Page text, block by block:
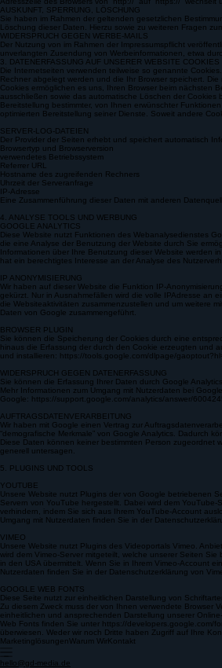
Diese Seite nutzt aus Sicherheitsgründen und zum Schutz
Adresszeile des Browsers von “http://” auf “https://”
AUSKUNFT, SPERRUNG, LÖSCHUNG
Sie haben im Rahmen der geltenden gesetzlichen
Löschung dieser Daten. Hierzu sowie zu weiteren Fragen
WIDERSPRUCH GEGEN WERBE-MAILS
Der Nutzung von im Rahmen der Impressumspflicht
unverlangten Zusendung von Werbeinformationen, etwa
3. DATENERFASSUNG AUF UNSERER WEBSITE COOKIES
Die Internetseiten verwenden teilweise so genannte
Rechner abgelegt werden und die Ihr Browser speichert.
Cookies ermöglichen es uns, Ihren Browser beim nächsten
ausschließen sowie das automatische Löschen der Cookies
optimierten Bereitstellung seiner Dienste. Soweit andere
SERVER-LOG-DATEIEN
Der Provider der Seiten erhebt und speichert automatisch
Browsertyp und Browserversion
verwendetes Betriebssystem
Referrer URL
Hostname des zugreifenden Rechners
Uhrzeit der Serveranfrage
Eine Zusammenführung dieser Daten mit anderen
4. ANALYSE TOOLS UND WERBUNG
GOOGLE ANALYTICS
Diese Website nutzt Funktionen des Webanalysedienstes
die eine Analyse der Benutzung der Website durch Sie
hat ein berechtigtes Interesse an der Analyse des
IP ANONYMISIERUNG
Wir haben auf dieser Website die Funktion IP-
gekürzt. Nur in Ausnahmefällen wird die volle IPAdresse an
Daten von Google zusammengeführt.
BROWSER PLUGIN
Sie können die Speicherung der Cookies durch eine
und installieren: https://tools.google.com/dlpage/
WIDERSPRUCH GEGEN DATENERFASSUNG
Sie können die Erfassung Ihrer Daten durch Google
Google: https://support.google.com/analytics/answer/
AUFTRAGSDATENVERARBEITUNG
Wir haben mit Google einen Vertrag zur
“demografische Merkmale” von Google Analytics. Dadurch
generell untersagen.
5. PLUGINS UND TOOLS
YOUTUBE
Unsere Website nutzt Plugins der von Google betriebenen
Servern von YouTube hergestellt. Dabei wird dem
Umgang mit Nutzerdaten finden Sie in der
VIMEO
Unsere Website nutzt Plugins des Videoportals Vimeo.
wird dem Vimeo-Server mitgeteilt, welche unserer Seiten
Nutzerdaten finden Sie in der Datenschutzerklärung von
GOOGLE WEB FONTS
Diese Seite nutzt zur einheitlichen Darstellung von
Zu diesem Zweck muss der von Ihnen verwendete Browser
einheitlichen und ansprechenden Darstellung unserer
Web Fonts finden Sie unter https://developers.google.com/
Marketinglösungen